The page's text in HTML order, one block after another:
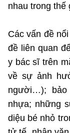
nhau trong thế
Các vấn đề
đề liên quan
y bác sĩ trên
về sự ảnh
người…);
nhựa; những
diệu bé nhỏ